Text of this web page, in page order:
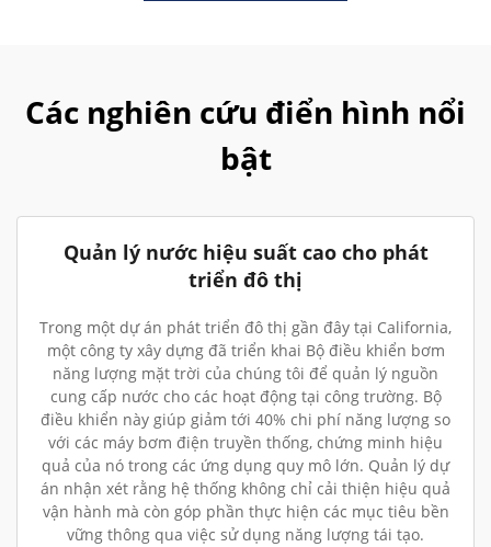
Các nghiên cứu điển hình nổi
bật
Quản lý nước hiệu suất cao cho phát
triển đô thị
Trong một dự án phát triển đô thị gần đây tại California,
một công ty xây dựng đã triển khai Bộ điều khiển bơm
năng lượng mặt trời của chúng tôi để quản lý nguồn
cung cấp nước cho các hoạt động tại công trường. Bộ
điều khiển này giúp giảm tới 40% chi phí năng lượng so
với các máy bơm điện truyền thống, chứng minh hiệu
quả của nó trong các ứng dụng quy mô lớn. Quản lý dự
án nhận xét rằng hệ thống không chỉ cải thiện hiệu quả
vận hành mà còn góp phần thực hiện các mục tiêu bền
vững thông qua việc sử dụng năng lượng tái tạo.